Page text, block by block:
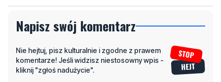
komentarze! Jeśli widzisz niestosowny wpis -
kliknij "zgłoś nadużycie".
Imię / Podpis